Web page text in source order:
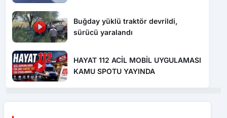
Buğday yüklü traktör devrildi,
sürücü yaralandı
HAYAT 112 ACİL MOBİL UYGULAMASI
KAMU SPOTU YAYINDA